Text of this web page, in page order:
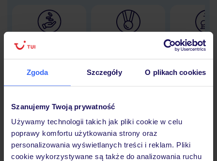
Zgoda Szczegóły O plikach cookies
Szanujemy Twoją prywatność
Używamy technologii takich jak pliki cookie w celu
poprawy komfortu użytkowania strony oraz
personalizowania wyświetlanych treści i reklam. Pliki
cookie wykorzystywane są także do analizowania ruchu
30 lat w
Hotel
Opinie